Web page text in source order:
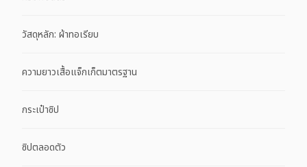
วัสดุหลัก: ผ้าทอเรียบ
ความยาวเสื้อแจ็กเก็ตมาตรฐาน
กระเป๋าซิป
ซิปตลอดตัว